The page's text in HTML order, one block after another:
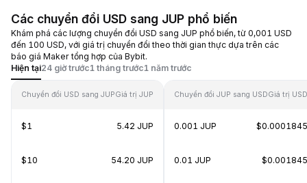
Các chuyển đổi USD sang JUP phổ biến
Khám phá các lượng chuyển đổi USD sang JUP phổ biến, từ 0,001 USD
đến 100 USD, với giá trị chuyển đổi theo thời gian thực dựa trên các
báo giá Maker tổng hợp của Bybit.
Hiện tại24 giờ trước1 tháng trước1 năm trước
Chuyển đổi USD sang JUPGiá trị JUP
$1 5.42 JUP
$10 54.20 JUP
Chuyển đổi JUP sang USDGiá trị USD
0.001 JUP $0.0001845
0.01 JUP $0.001845